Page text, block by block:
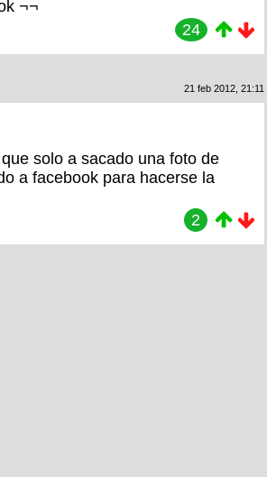
¬¬
24
21 feb 2012, 21:11
solo a sacado una foto de
a facebook para hacerse la
2